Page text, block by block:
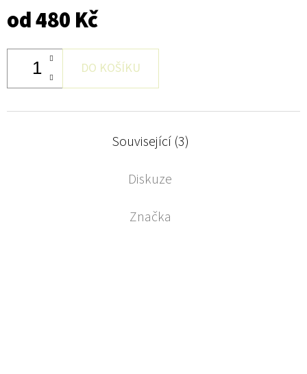
od480 Kč
DO KOŠÍKU
Související (3)
Diskuze
Značka